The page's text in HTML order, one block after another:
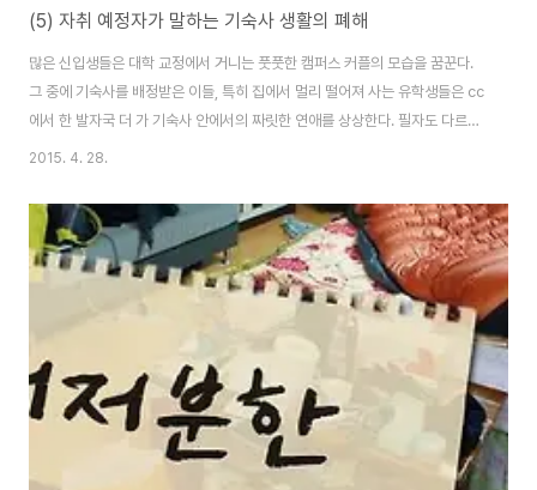
(5) 자취 예정자가 말하는 기숙사 생활의 폐해
많은 신입생들은 대학 교정에서 거니는 풋풋한 캠퍼스 커플의 모습을 꿈꾼다.
그 중에 기숙사를 배정받은 이들, 특히 집에서 멀리 떨어져 사는 유학생들은 cc
에서 한 발자국 더 가 기숙사 안에서의 짜릿한 연애를 상상한다. 필자도 다르지
않았으나, 역시 로망은 로망일 뿐이었다. 필자는 1년 간의 기숙사 생활을 하면
게 빠진다던가 하는) 그런 일들은 일어나지 않을 것이라 각오하고 있었다. 그래
도 다들 신입생 신분일 적엔 대학교에서의 연애, 조금씩은 상상해보았을 것이
다. 일단 씨씨를 하면 같은 수업도 듣고, 도서관에서 이어폰 한 쪽씩 꼽고 노래
를 들으면서 같이 공부도 하고, 서로 보고 싶을 때 볼 수 있을 거라는, 그런 생각
2015. 4. 28.